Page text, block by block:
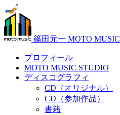
篠田元一 MOTO MUSIC
プロフィール
MOTO MUSIC STUDIO
ディスコグラフィ
CD（オリジナル）
CD（参加作品）
書籍